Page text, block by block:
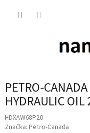
PETRO-
HYDRAULIC OIL
HDXAW68P20
Značka: Petro-Canada